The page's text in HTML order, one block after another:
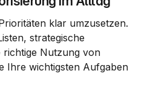
klar umzusetzen.
strategische
richtige Nutzung von
Ihre wichtigsten Aufgaben